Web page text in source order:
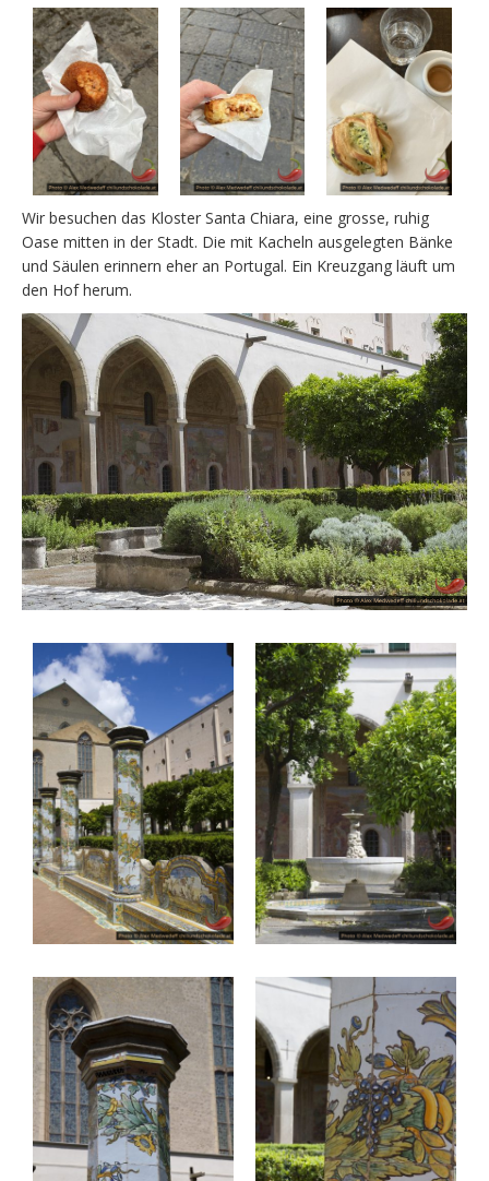
Wir besuchen das Kloster Santa Chiara, eine grosse, ruhig
Oase mitten in der Stadt. Die mit Kacheln ausgelegten Bänke
und Säulen erinnern eher an Portugal. Ein Kreuzgang läuft um
den Hof herum.